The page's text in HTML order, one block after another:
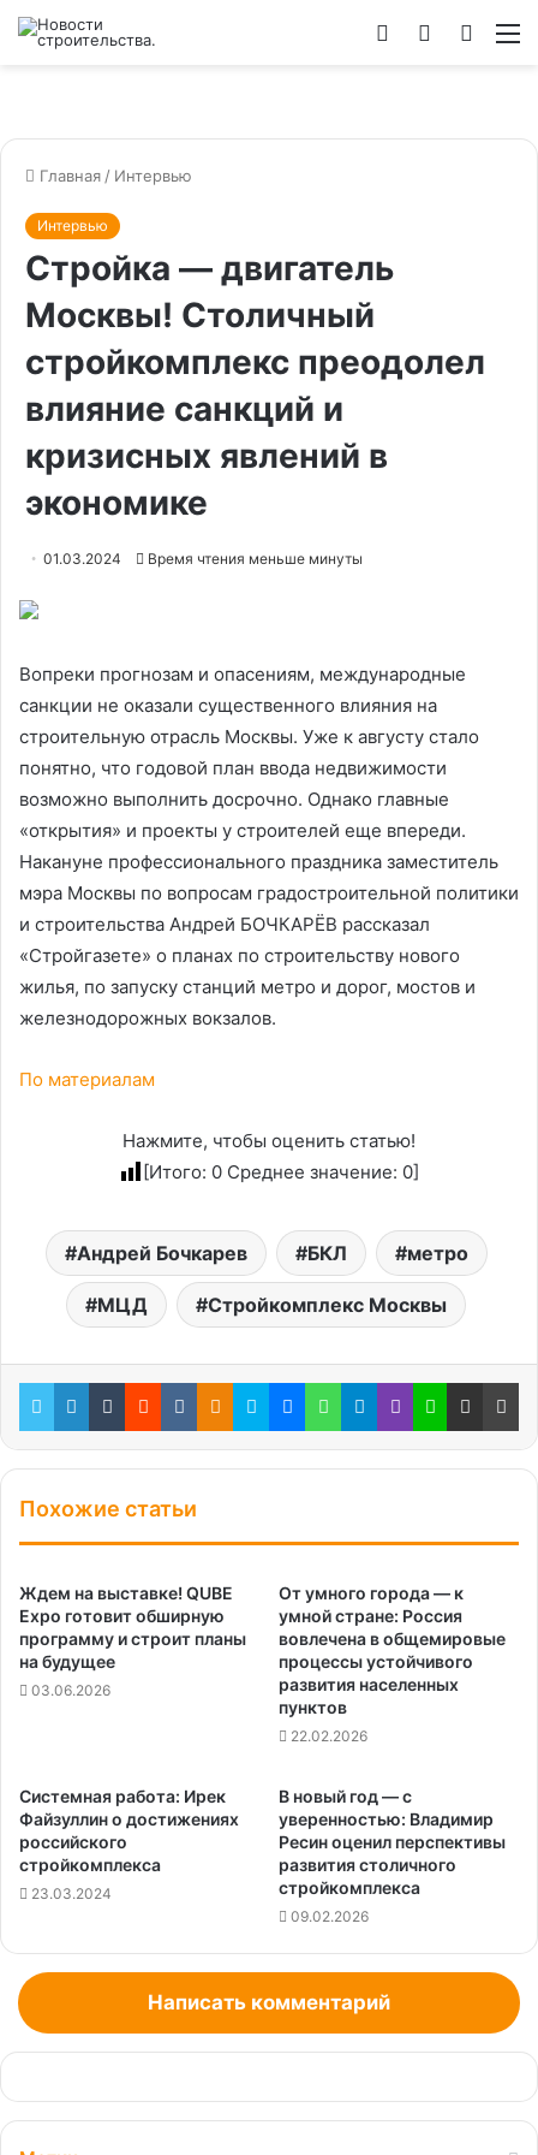
Switch
Войти
Главная / Интервью
Интервью
Стройка — двигатель
Москвы! Столичный
стройкомплекс преодолел
влияние санкций и
кризисных явлений в
экономике
01.03.2024 Время чтения меньше минуты
Вопреки прогнозам и опасениям, международные
санкции не оказали существенного влияния на
строительную отрасль Москвы. Уже к августу стало
понятно, что годовой план ввода недвижимости
возможно выполнить досрочно. Однако главные
«открытия» и проекты у строителей еще впереди.
Накануне профессионального праздника заместитель
мэра Москвы по вопросам градостроительной политики
и строительства Андрей БОЧКАРЁВ рассказал
«Стройгазете» о планах по строительству нового
жилья, по запуску станций метро и дорог, мостов и
железнодорожных вокзалов.
По материалам
Нажмите, чтобы оценить статью!
[Итого: 0 Среднее значение: 0]
Андрей Бочкарев БКЛ метро
МЦД Стройкомплекс Москвы
TwitterLinkedInTumblrRedditВконтакте
Одноклассники
SkypeMessenger
WhatsApp
Telegram
ViberLine Поделиться через электронную почту
Похожие статьи
Ждем на выставке! QUBE
Expo готовит обширную
программу и строит планы
на будущее
03.06.2026
От умного города — к
умной стране: Россия
вовлечена в общемировые
процессы устойчивого
развития населенных
пунктов
22.02.2026
Системная работа: Ирек
Файзуллин о достижениях
российского
стройкомплекса
23.03.2024
В новый год — с
уверенностью: Владимир
Ресин оценил перспективы
развития столичного
стройкомплекса
09.02.2026
Написать комментарий